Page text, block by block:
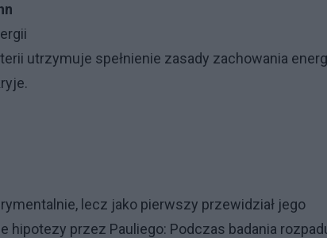
utrzymuje spełnienie zasady zachowania
lecz jako pierwszy przewidział jego
przez Pauliego: Podczas badania